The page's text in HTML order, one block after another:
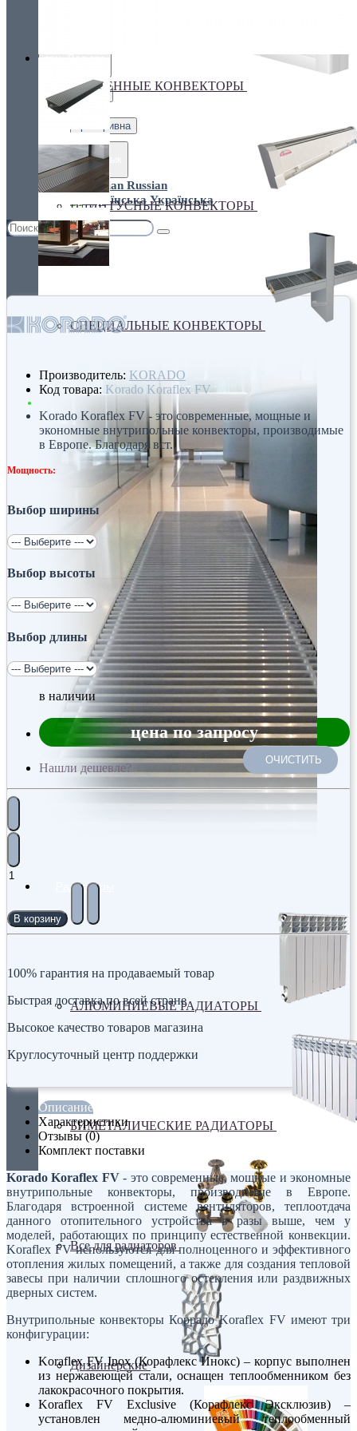
€ Euro
грн. Гривна
Язык
Russian
Українська
НАСТЕННЫЕ КОНВЕКТОРЫ
ПЛИНТУСНЫЕ КОНВЕКТОРЫ
СПЕЦИАЛЬНЫЕ КОНВЕКТОРЫ
Радиаторы
АЛЮМИНИЕВЫЕ РАДИАТОРЫ
БИМЕТАЛИЧЕСКИЕ РАДИАТОРЫ
Все для радиаторов
Дизайнерские
Производитель: KORADO
Код товара: Korado Koraflex FV
Korado Koraflex FV - это современные, мощные и
экономные внутрипольные конвекторы, производимые
в Европе. Благодаря вст..
Мощность:
Выбор ширины
Выбор высоты
Выбор длины
в наличии
цена по запросу
Нашли дешевле?
ОЧИСТИТЬ
В корзину
100% гарантия на продаваемый товар
Быстрая доставка по всей стране
Высокое качество товаров магазина
Круглосуточный центр поддержки
Описание
Характеристики
Отзывы (0)
Комплект поставки
Korado Koraflex FV- это современные, мощные и экономные
внутрипольные конвекторы, производимые в Европе.
Благодаря встроенной системе вентиляторов, теплоотдача
данного отопительного устройства в разы выше, чем у
моделей, работающих по принципу естественной конвекции.
Koraflex FV используются для полноценного и эффективного
отопления жилых помещений, а также для создания тепловой
завесы при наличии сплошного остекления или раздвижных
дверных систем.
Внутрипольные конвекторы Коррадо Koraflex FV имеют три
конфигурации:
Koraflex FV Inox (Корафлекс Инокс) – корпус выполнен
из нержавеющей стали, оснащен теплообменником без
лакокрасочного покрытия.
Koraflex FV Exclusive (Корафлекс Эксклюзив) –
установлен медно-алюминиевый теплообменный